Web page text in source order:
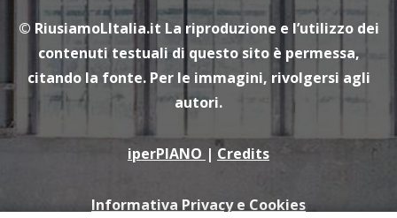
© RiusiamoLItalia.it La riproduzione e l’utilizzo dei
contenuti testuali di questo sito è permessa,
citando la fonte. Per le immagini, rivolgersi agli
autori.
iperPIANO | Credits
Informativa Privacy e Cookies